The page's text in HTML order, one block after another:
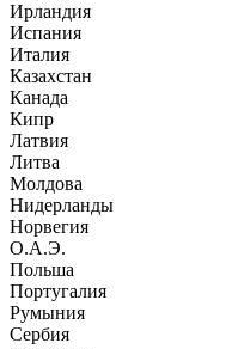
Ирландия
Испания
Италия
Казахстан
Канада
Кипр
Латвия
Литва
Молдова
Нидерланды
Норвегия
О.А.Э.
Польша
Португалия
Румыния
Сербия